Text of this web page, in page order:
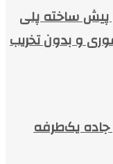
پیش ساخته پلی
و بدون تخریب
این جاده یک‌طرفه